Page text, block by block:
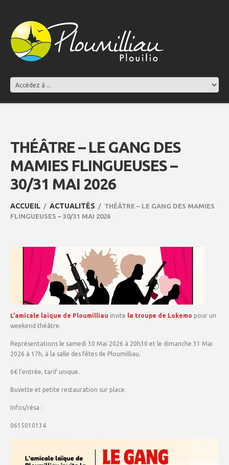
THÉÂTRE – LE GANG DES
MAMIES FLINGUEUSES –
30/31 MAI 2026
ACCUEIL ACTUALITÉS
THÉÂTRE – LE GANG DES MAMIES
FLINGUEUSES – 30/31 MAI 2026
L'amicale laïque de Ploumilliau invite la troupe de Lokemo pour un
weekend théâtre.
Représentations le samedi 30 Mai 2026 à 20h30 et le dimanche 31 Mai
2026 à 17h, à la salle des fêtes de Ploumilliau.
6€ l'entrée, tarif unique.
Buvette et petite restauration sur place.
Infos/résa :
0615010134